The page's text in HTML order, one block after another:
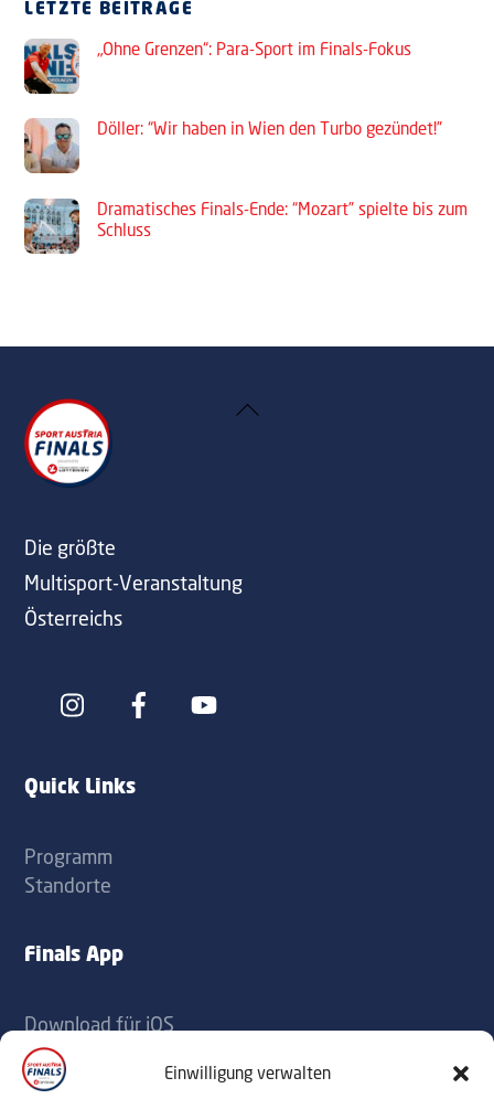
Einwilligung verwalten
LETZTE BEITRÄGE
„Ohne Grenzen“: Para-Sport im Finals-Fokus
Döller: “Wir haben in Wien den Turbo gezündet!”
Dramatisches Finals-Ende: “Mozart” spielte bis zum
Schluss
Back
Die größte
Multisport-Veranstaltung
Österreichs
Icon
Icon
Quick Links
Programm
Standorte
Finals App
Download für iOS
Download für Android